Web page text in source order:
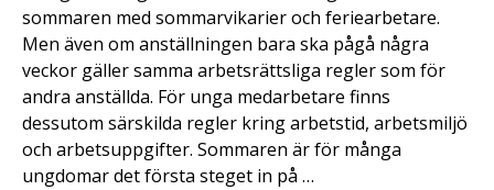
sommaren med sommarvikarier och feriearbetare.
Men även om anställningen bara ska pågå några
veckor gäller samma arbetsrättsliga regler som för
andra anställda. För unga medarbetare finns
dessutom särskilda regler kring arbetstid, arbetsmiljö
och arbetsuppgifter. Sommaren är för många
ungdomar det första steget in på …